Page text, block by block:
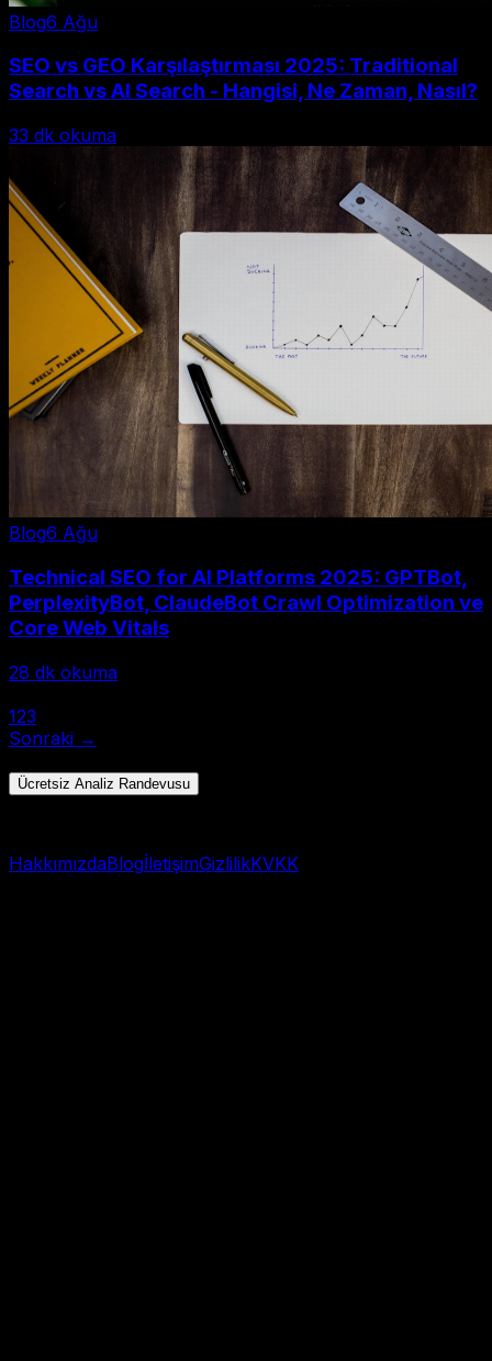
Blog6 Ağu
SEO vs GEO Karşılaştırması 2025: Traditional
Search vs AI Search - Hangisi, Ne Zaman, Nasıl?
33 dk okuma
Blog6 Ağu
Technical SEO for AI Platforms 2025: GPTBot,
PerplexityBot, ClaudeBot Crawl Optimization ve
Core Web Vitals
28 dk okuma
123
Sonraki →
Ücretsiz Analiz Randevusu
HakkımızdaBlogİletişimGizlilikKVKK